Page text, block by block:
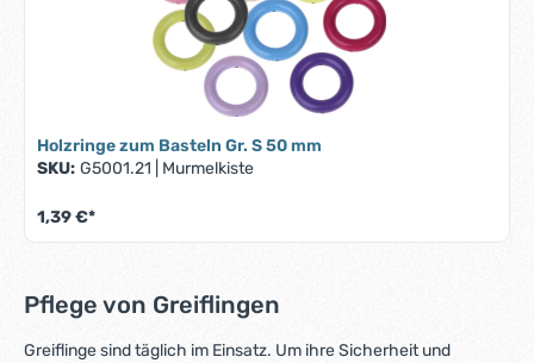
Holzringe zum Basteln Gr. S 50 mm
SKU: G5001.21 Murmelkiste
1,39 €*
Pflege von Greiflingen
Greiflinge sind täglich im Einsatz. Um ihre Sicherheit und